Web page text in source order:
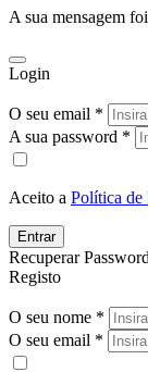
A sua mensagem
Login
O seu email *
A sua password *
Aceito a Política de
Entrar
Recuperar Password
Registo
O seu nome *
O seu email *